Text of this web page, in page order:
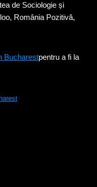
de Sociologie și
România Pozitivă,
Bucharestpentru a fi la